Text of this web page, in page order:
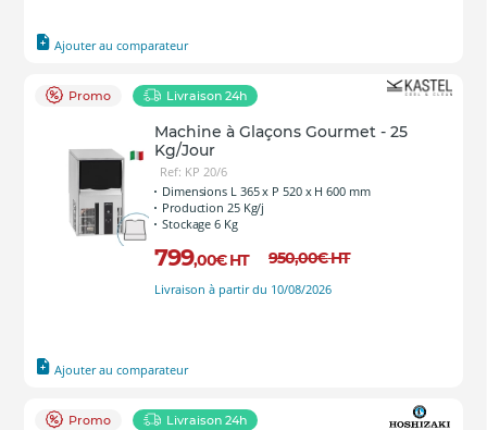
Ajouter au comparateur
Promo Livraison 24h
Machine à Glaçons Gourmet - 25
Kg/Jour
Ref: KP 20/6
Dimensions L 365 x P 520 x H 600 mm
Production 25 Kg/j
Stockage 6 Kg
799,00€ HT 950,00€HT
Livraison à partir du 10/08/2026
Ajouter au comparateur
Promo Livraison 24h